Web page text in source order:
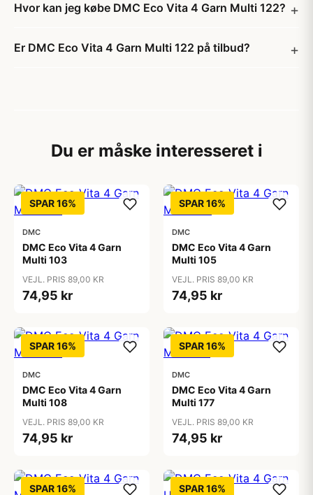
Hvor kan jeg købe DMC Eco Vita 4 Garn Multi 122?
Er DMC Eco Vita 4 Garn Multi 122 på tilbud?
Du er måske interesseret i
SPAR 16%
DMC
DMC Eco Vita 4 Garn
Multi 103
VEJL. PRIS 89,00 KR
74,95 kr
SPAR 16%
DMC
DMC Eco Vita 4 Garn
Multi 105
VEJL. PRIS 89,00 KR
74,95 kr
SPAR 16%
DMC
DMC Eco Vita 4 Garn
Multi 108
VEJL. PRIS 89,00 KR
74,95 kr
SPAR 16%
DMC
DMC Eco Vita 4 Garn
Multi 177
VEJL. PRIS 89,00 KR
74,95 kr
SPAR 16% SPAR 16%